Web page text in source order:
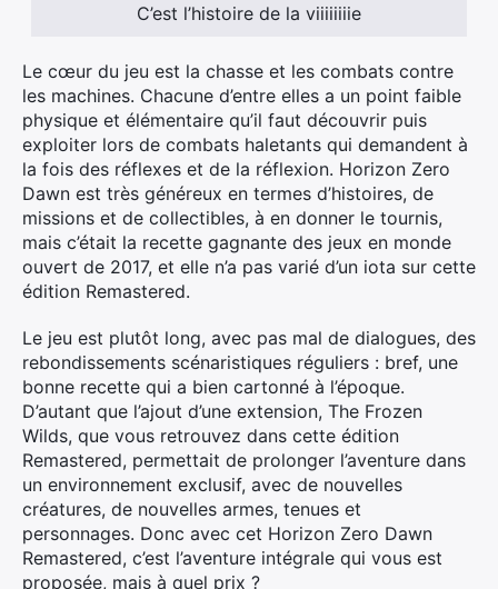
C’est l’histoire de la viiiiiiiie
Le cœur du jeu est la chasse et les combats contre
les machines. Chacune d’entre elles a un point faible
physique et élémentaire qu’il faut découvrir puis
exploiter lors de combats haletants qui demandent à
la fois des réflexes et de la réflexion. Horizon Zero
Dawn est très généreux en termes d’histoires, de
missions et de collectibles, à en donner le tournis,
mais c’était la recette gagnante des jeux en monde
ouvert de 2017, et elle n’a pas varié d’un iota sur cette
édition Remastered.
Le jeu est plutôt long, avec pas mal de dialogues, des
rebondissements scénaristiques réguliers : bref, une
bonne recette qui a bien cartonné à l’époque.
D’autant que l’ajout d’une extension, The Frozen
Wilds, que vous retrouvez dans cette édition
Remastered, permettait de prolonger l’aventure dans
un environnement exclusif, avec de nouvelles
créatures, de nouvelles armes, tenues et
personnages. Donc avec cet Horizon Zero Dawn
Remastered, c’est l’aventure intégrale qui vous est
proposée, mais à quel prix ?